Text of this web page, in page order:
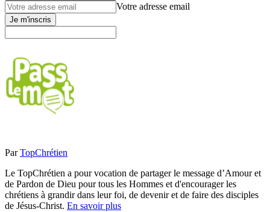
Votre adresse email
Je m'inscris
Par TopChrétien
Le TopChrétien a pour vocation de partager le message d’Amour et
de Pardon de Dieu pour tous les Hommes et d'encourager les
chrétiens à grandir dans leur foi, de devenir et de faire des disciples
de Jésus-Christ. En savoir plus